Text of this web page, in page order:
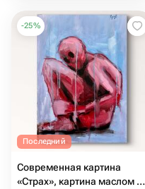
-25%
Последний
Современная картина
«Страх», картина маслом в